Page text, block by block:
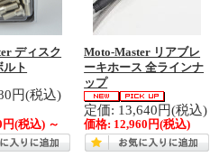
ディスク
ルト
円(税込)
円(税込) ～
Moto-Master リアブレ
ーキホース 全ラインナ
ップ
定価: 13,640円(税込)
価格: 12,960円(税込)